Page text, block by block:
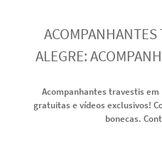
ACOMPANHANTES
ALEGRE:
Acompanhantes travestis
gratuitas e vídeos exclusivos!
bonecas.